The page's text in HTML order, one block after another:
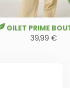
GILET PRIME
39,99 €